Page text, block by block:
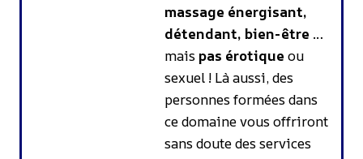
massage énergisant,
détendant, bien-être …
maispas érotique ou
sexuel ! Là aussi, des
personnes formées dans
ce domaine vous offriront
sans doute des services